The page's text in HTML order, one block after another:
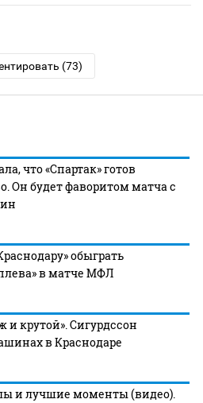
(73)
что «Спартак» готов
Он будет фаворитом матча с
обыграть
в матче МФЛ
и крутой». Сигурдссон
в Краснодаре
и лучшие моменты (видео).